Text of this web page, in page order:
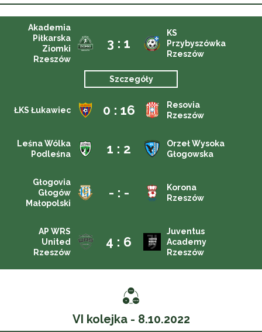
Akademia
Piłkarska
Ziomki
Rzeszów
3 : 1
KS
Przybyszówka
Rzeszów
Szczegóły
ŁKS Łukawiec 0 : 16
Resovia
Rzeszów
Leśna Wólka
Podleśna
1 : 2
Orzeł Wysoka
Głogowska
Głogovia
Głogów
Małopolski
- : -
Korona
Rzeszów
AP WRS
United
Rzeszów
4 : 6
Juventus
Academy
Rzeszów
VI kolejka - 8.10.2022